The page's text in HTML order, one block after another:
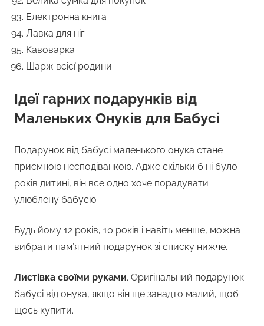
Електронна книга
Лавка для ніг
Кавоварка
Шарж всієї родини
Ідеї гарних подарунків від
Маленьких Онуків для Бабусі
Подарунок від бабусі маленького онука стане
приємною несподіванкою. Адже скільки б ні було
років дитині, він все одно хоче порадувати
улюблену бабусю.
Будь йому 12 років, 10 років і навіть менше, можна
вибрати пам’ятний подарунок зі списку нижче.
Листівка своїми руками. Оригінальний подарунок
бабусі від онука, якщо він ще занадто малий, щоб
щось купити.